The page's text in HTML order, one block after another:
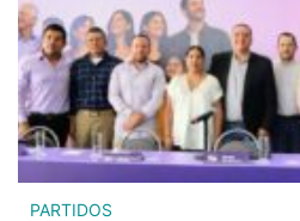
PARTIDOS